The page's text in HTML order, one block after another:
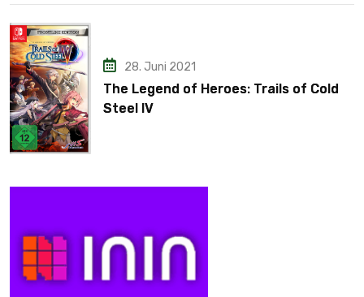
28. Juni 2021
The Legend of Heroes: Trails of Cold
Steel IV